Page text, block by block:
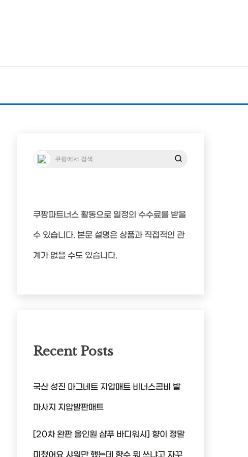
쿠팡파트너스 활동으로 일정의 수수료를 받을
수 있습니다. 본문 설명은 상품과 직접적인 관
계가 없을 수도 있습니다.
Recent Posts
국산 성진 마그네트 지압매트 비너스콤비 발
마사지 지압발판매트
[20차 완판 올인원 샴푸 바디워시] 향이 정말
미쳤어요 샤워만 했는데 향수 뭐 쓰냐고 자꾸